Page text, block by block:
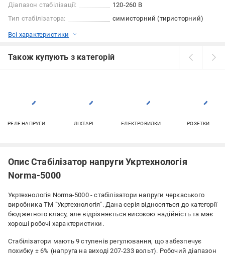
Діапазон стабілізації:
120-260 В
Тип стабілізатора:
симисторний (тиристорний)
Всі характеристики
Також купують з категорій
РЕЛЕ НАПРУГИ ЛІХТАРІ ЕЛЕКТРОВИЛКИ РОЗЕТКИ
Опис Стабілізатор напруги Укртехнологія
Norma-5000
Укртехнологія Norma-5000 - стабілізатори напруги черкаського
виробника ТМ "Укртехнологія". Дана серія відносяться до категорії
бюджетного класу, але відрізняється високою надійність та має
хороші робочі характеристики.
Стабілізатори мають 9 ступенів регулювання, що забезпечує
похибку ± 6% (напруга на виході 207-233 вольт). Робочий діапазон